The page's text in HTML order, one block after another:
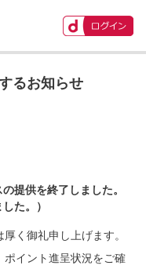
るお知らせ
提供を終了しました。
た。）
く御礼申し上げます。
ポイント進呈状況をご確